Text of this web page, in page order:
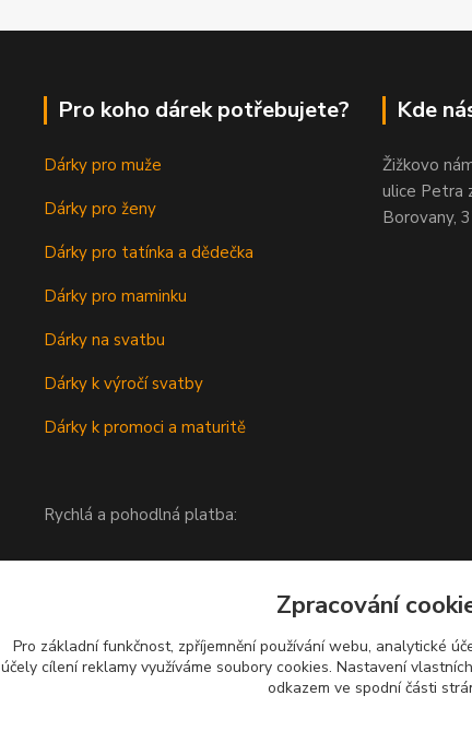
Pro koho dárek potřebujete?
Dárky pro muže
Dárky pro ženy
Dárky pro tatínka a dědečka
Dárky pro maminku
Dárky na svatbu
Dárky k výročí svatby
Dárky k promoci a maturitě
Rychlá a pohodlná platba:
Kde
Žižkovo
ulice Petra
Borovany,
Zpracování
Pro základní funkčnost, zpříjemnění používání webu, analytické
účely cílení reklamy využíváme soubory cookies. Nastavení
odkazem ve spodní části